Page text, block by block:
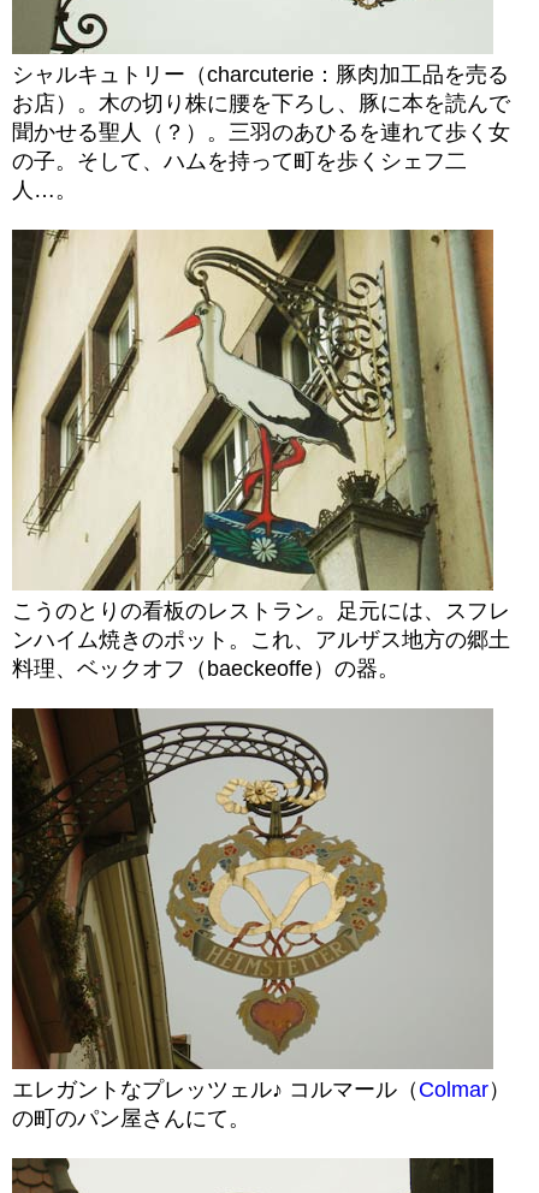
シャルキュトリー（charcuterie：豚肉加工品を売る
お店）。木の切り株に腰を下ろし、豚に本を読んで
聞かせる聖人（？）。三羽のあひるを連れて歩く女
の子。そして、ハムを持って町を歩くシェフ二
人…。
こうのとりの看板のレストラン。足元には、スフレ
ンハイム焼きのポット。これ、アルザス地方の郷土
料理、ベックオフ（baeckeoffe）の器。
エレガントなプレッツェル♪ コルマール（ Colmar）
の町のパン屋さんにて。